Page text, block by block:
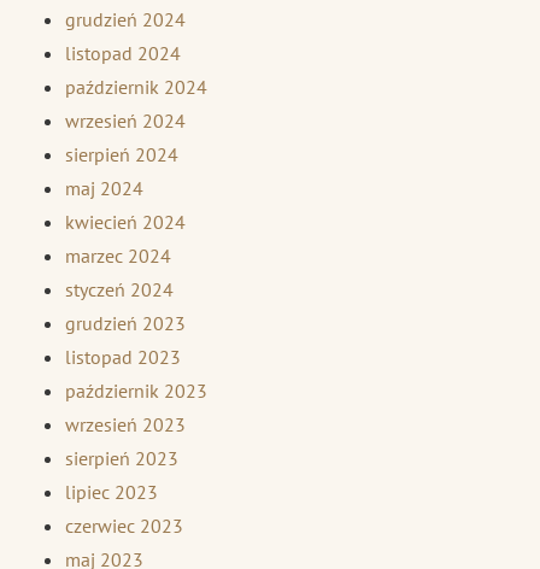
grudzień 2024
listopad 2024
październik 2024
wrzesień 2024
sierpień 2024
maj 2024
kwiecień 2024
marzec 2024
styczeń 2024
grudzień 2023
listopad 2023
październik 2023
wrzesień 2023
sierpień 2023
lipiec 2023
czerwiec 2023
maj 2023